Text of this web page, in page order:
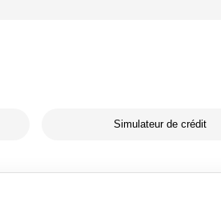
Simulateur de crédit